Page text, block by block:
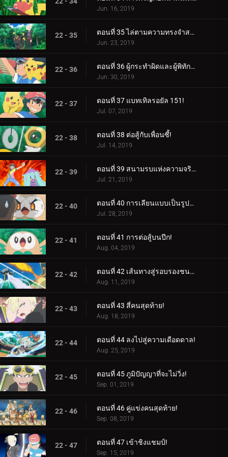
Jun. 16, 2019
22 - 35 ตอนที่ 35 ไล่ตามความทรงจำสร้างความฝัน!
Jun. 23, 2019
22 - 36 ตอนที่ 36 ผู้กระทำผิดและผู้พิทักษ์ลีก!
Jun. 30, 2019
22 - 37 ตอนที่ 37 แบทเทิลรอยัล 151!
Jul. 07, 2019
22 - 38 ตอนที่ 38 ต่อสู้กับเพื่อนซี้!
Jul. 14, 2019
22 - 39 ตอนที่ 39 สนามรบแห่งความจริงและความรัก!
Jul. 21, 2019
22 - 40 ตอนที่ 40 การเลียนแบบเป็นรูปแบบกลยุทธ์ที่จริงใจที่สุด!
Jul. 28, 2019
22 - 41 ตอนที่ 41 การต่อสู้บนปีก!
Aug. 04, 2019
22 - 42 ตอนที่ 42 เส้นทางสู่รอบรองชนะเลิศ!
Aug. 11, 2019
22 - 43 ตอนที่ 43 สี่คนสุดท้าย!
Aug. 18, 2019
22 - 44 ตอนที่ 44 ลงไปสู่ความเดือดดาล!
Aug. 25, 2019
22 - 45 ตอนที่ 45 ภูมิปัญญาที่จะไม่วิ่ง!
Sep. 01, 2019
22 - 46 ตอนที่ 46 คู่แข่งคนสุดท้าย!
Sep. 08, 2019
22 - 47 ตอนที่ 47 เข้าชิงแชมป์!
Sep. 15, 2019